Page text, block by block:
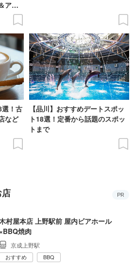
アー
！古
など
【品川】おすすめデートスポッ
ト18選！定番から話題のスポッ
トまで
PR
村屋本店 上野駅前 屋内ビアホール
×BBQ焼肉
京成上野駅
おすすめ BBQ